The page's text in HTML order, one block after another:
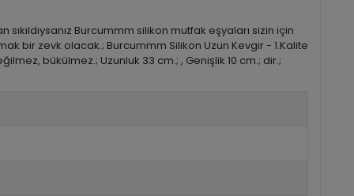
Burcummm silikon mutfak eşyaları sizin için
bir zevk olacak.; Burcummm Silikon Uzun Kevgir - 1.Kalite
bükülmez.; Uzunluk 33 cm.; , Genişlik 10 cm.; dir.;